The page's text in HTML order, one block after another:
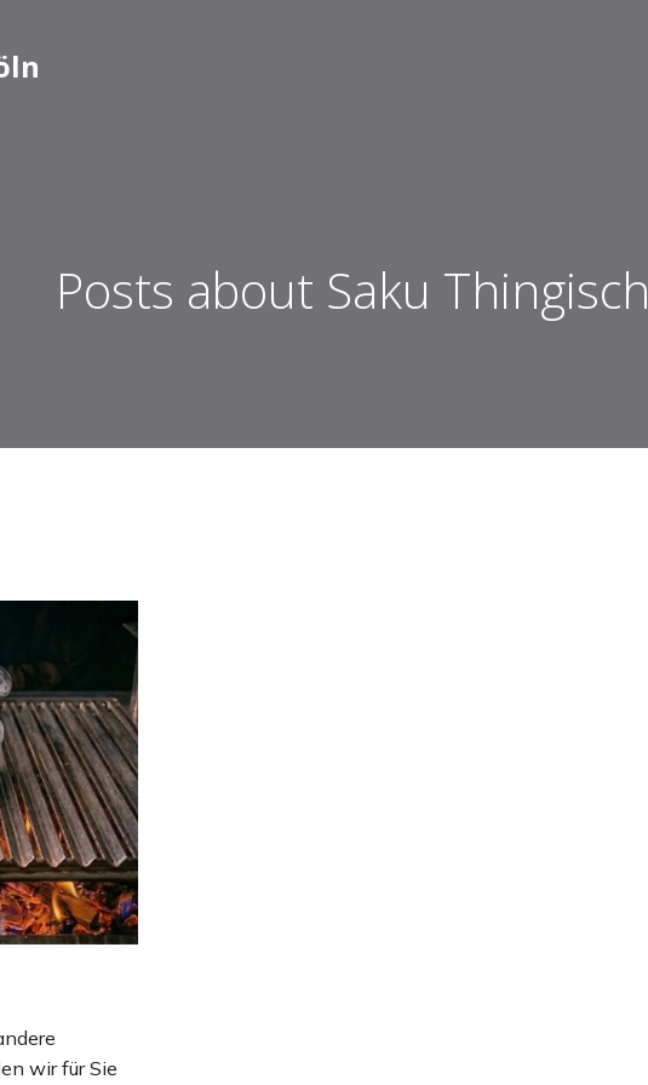
Posts about Saku Thingisch
wir für Sie